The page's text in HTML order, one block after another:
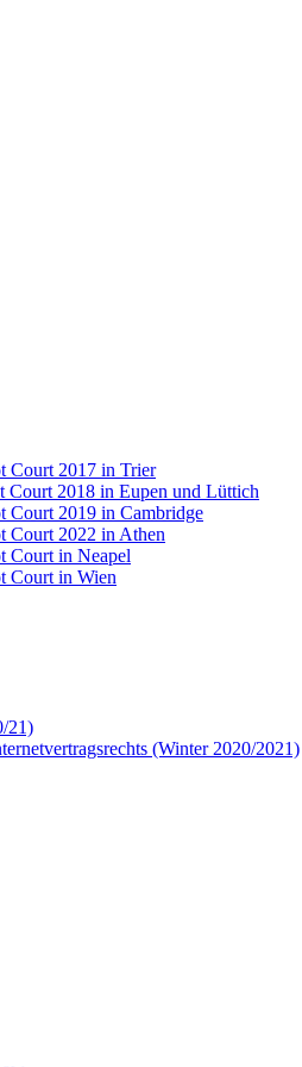
Court 2017 in Trier
Court 2018 in Eupen und Lüttich
Court 2019 in Cambridge
Court 2022 in Athen
Court in Neapel
Court in Wien
21)
(Winter 2020/2021)